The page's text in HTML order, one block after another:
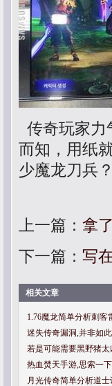
传奇玩家力
而知，用纸
少魔龙刀兵？
上一篇： 拿
下一篇： 写
相关文章
1.76魔龙简单分析刺客
迷失传奇漏洞,并非如
若是可能需要黑野猪太
热血焚天手游,思索一
月光传奇简单分析道